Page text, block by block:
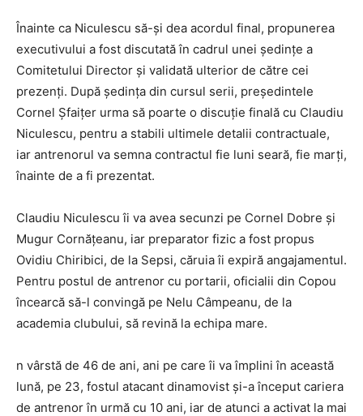
Înainte ca Niculescu să-și dea acordul final, propunerea
executivului a fost discutată în cadrul unei ședințe a
Comitetului Director și validată ulterior de către cei
prezenți. După ședința din cursul serii, președintele
Cornel Șfaițer urma să poarte o discuție finală cu Claudiu
Niculescu, pentru a stabili ultimele detalii contractuale,
iar antrenorul va semna contractul fie luni seară, fie marți,
înainte de a fi prezentat.
Claudiu Niculescu îi va avea secunzi pe Cornel Dobre și
Mugur Cornățeanu, iar preparator fizic a fost propus
Ovidiu Chiribici, de la Sepsi, căruia îi expiră angajamentul.
Pentru postul de antrenor cu portarii, oficialii din Copou
încearcă să-l convingă pe Nelu Câmpeanu, de la
academia clubului, să revină la echipa mare.
n vârstă de 46 de ani, ani pe care îi va împlini în această
lună, pe 23, fostul atacant dinamovist și-a început cariera
de antrenor în urmă cu 10 ani, iar de atunci a activat la mai